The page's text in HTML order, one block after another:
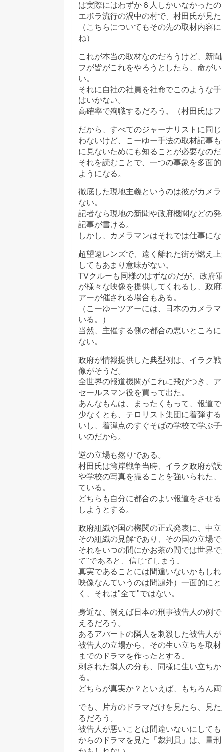
は実際にはわずか６人しかいなかった
エボラ流行の渦中の村で、村田氏が見
（こちらについてもその先の取材内容
ね）
これが本当の取材なのだろうけど、新
フが皆がこれをやろうとしたら、命が
い。
それに自社の社員を社命でこのような
はいかない。
高確率で殉職するだろう。（村田氏は
だから、すべてのジャーナリストに同
わないけど、こーゆー手法の取材記事
に見ないためにも知ることが必要なの
それを読むことで、一つの事象を多面
ようになる。
徹底した現地主義というのは彼がカメ
ない。
記者なら現地の新聞や政府機関などの
記事が書ける。
しかし、カメラマンはそれでは仕事に
超望遠レンズで、遠く離れた街が燃え
してもあまり意味がない。
TVクルーも同様のはずなのだが、政府
が様々な映像を提供してくれるし、政
アーが催される場合もある。
（こーゆーツアーには、日本のカメラ
いる。）
当然、主催する側の都合の悪いところ
ない。
政府が情報提供した典型例は、イラク
像がそうだ。
全世界の報道機関がこれに飛びつき、
セールスマン役を買って出た。
あんなもんは、まったくもって、報道
少なくとも、テロリスト集団に着弾す
いし、着弾点のすぐそばの学校で学ぶ
いのだから。
逆の立場も然りである。
村田氏は湾岸戦争当時、イラク政府が
や学校の写真を撮ることを強いられた
ている。
どちらも自分に都合のよい報道をさせ
しようとする。
政府組織や国の機関の正式発表に、中
その組織の見解であり、その国の立場
それをいつの間にかお茶の間では世界
て"であると、信じてしまう。
真実であることには間違いないかもし
映像なんていうのは問題外）一面的に
く、それは"全て"ではない。
身近な、例えば日本の刑事被告人の例
えるだろう。
あるアパートの隣人を刺殺した被告人
被告人の立場から、その生い立ちを取
までのドラマを作ったとする。
刺された隣人の分も、同様に生い立ち
る。
どちらが真実か？といえば、もちろん
でも、片方のドラマだけを見たら、見
るだろう。
被告人が悪いことは間違いないにして
からのドラマを見た「裁判員」は、量